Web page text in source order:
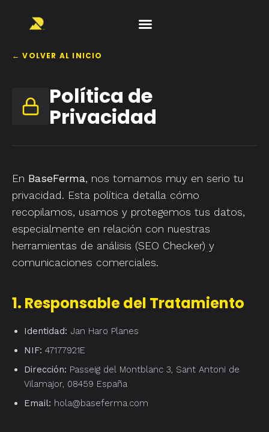
← VOLVER AL INICIO
Política de
Privacidad
En BaseFerma, nos tomamos muy en serio tu
privacidad. Esta política detalla cómo
recopilamos, usamos y protegemos tus datos,
especialmente en relación con nuestras
herramientas de análisis (SEO Checker) y
comunicaciones comerciales.
1. Responsable del Tratamiento
Identidad: Jan Haro Planes
NIF: 47177921E
Dirección: Passeig del Montblanc 3, Sant Antoni de
Vilamajor, 08459 España
Email: hola@baseferma.com